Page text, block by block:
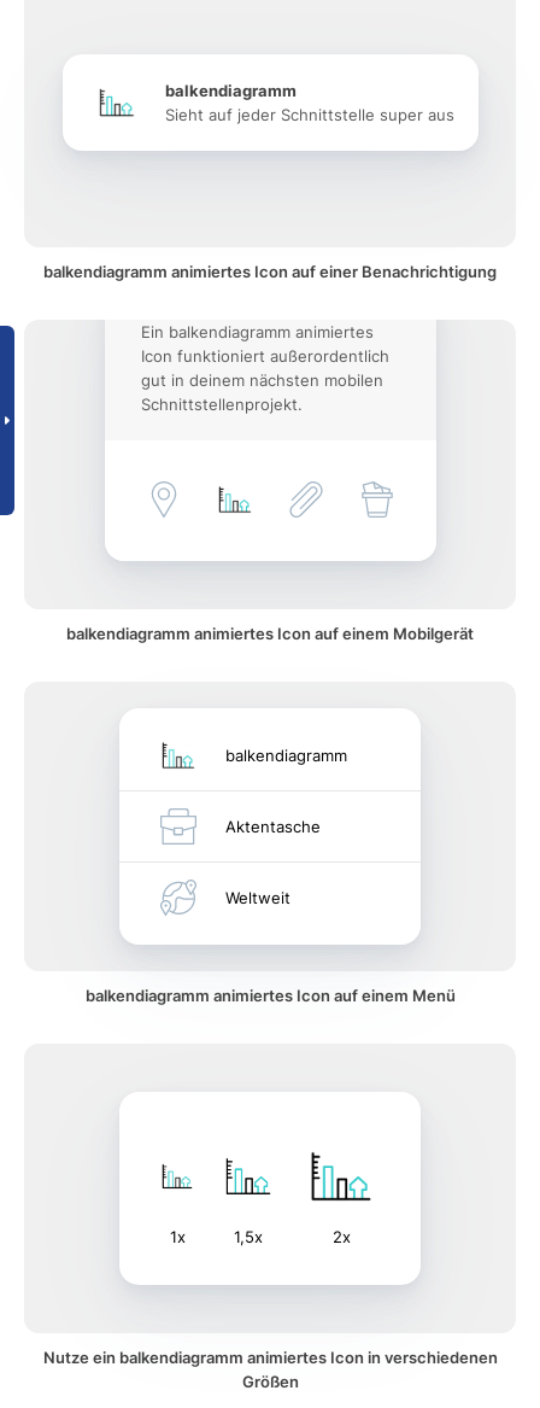
balkendiagramm
Sieht auf jeder Schnittstelle super aus
balkendiagramm animiertes Icon auf einer Benachrichtigung
Ein balkendiagramm animiertes
Icon funktioniert außerordentlich
gut in deinem nächsten mobilen
Schnittstellenprojekt.
balkendiagramm animiertes Icon auf einem Mobilgerät
balkendiagramm
Aktentasche
Weltweit
balkendiagramm animiertes Icon auf einem Menü
1x 1,5x 2x
Nutze ein balkendiagramm animiertes Icon in verschiedenen
Größen